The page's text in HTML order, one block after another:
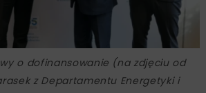
o dofinansowanie (na zdjęciu od
z Departamentu Energetyki i